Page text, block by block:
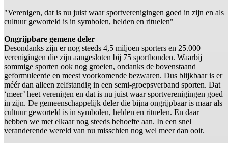
"Verenigen, dat is nu juist waar sportverenigingen goed in zijn en als
cultuur geworteld is in symbolen, helden en rituelen"
Ongrijpbare gemene deler
Desondanks zijn er nog steeds 4,5 miljoen sporters en 25.000
verenigingen die zijn aangesloten bij 75 sportbonden. Waarbij
sommige sporten ook nog groeien, ondanks de bovenstaand
geformuleerde en meest voorkomende bezwaren. Dus blijkbaar is er
méér dan alleen zelfstandig in een semi-groepsverband sporten. Dat
‘meer’ heet verenigen en dat is nu juist waar sportverenigingen goed
in zijn. De gemeenschappelijk deler die bijna ongrijpbaar is maar als
cultuur geworteld is in symbolen, helden en rituelen. En daar
hebben we met elkaar nog steeds behoefte aan. In een snel
veranderende wereld van nu misschien nog wel meer dan ooit.